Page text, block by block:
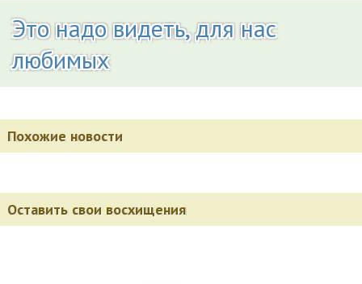
Это надо видеть, для нас
любимых
Похожие новости
Оставить свои восхищения